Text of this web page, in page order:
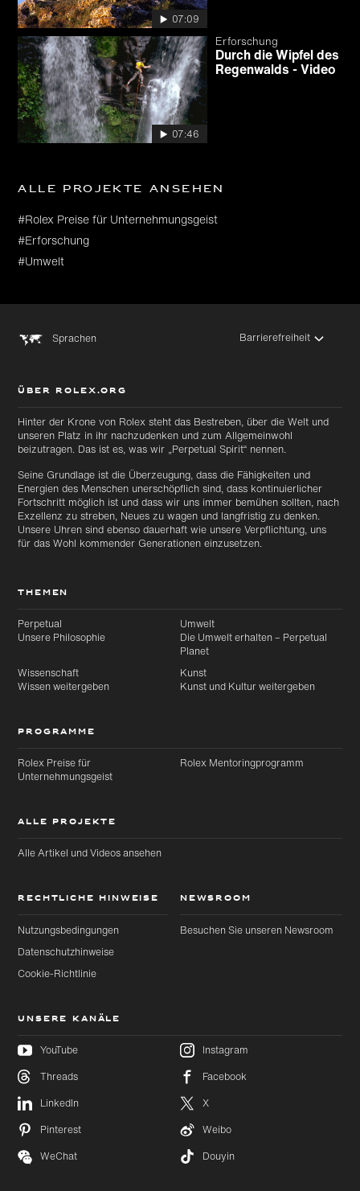
Hauptinhalt
Footer
07:09
07:46
Erforschung
Durch die Wipfel des
Regenwalds - Video
Alle Projekte ansehen
#Rolex Preise für Unternehmungsgeist
#Erforschung
#Umwelt
Sprachen Barrierefreiheit
ÜBER ROLEX.ORG
Hinter der Krone von Rolex steht das Bestreben, über die Welt und
unseren Platz in ihr nachzudenken und zum Allgemeinwohl
beizutragen. Das ist es, was wir „Perpetual Spirit“ nennen.
Seine Grundlage ist die Überzeugung, dass die Fähigkeiten und
Energien des Menschen unerschöpflich sind, dass kontinuierlicher
Fortschritt möglich ist und dass wir uns immer bemühen sollten, nach
Exzellenz zu streben, Neues zu wagen und langfristig zu denken.
Unsere Uhren sind ebenso dauerhaft wie unsere Verpflichtung, uns
für das Wohl kommender Generationen einzusetzen.
THEMEN
Perpetual
Unsere Philosophie
Umwelt
Die Umwelt erhalten – Perpetual
Planet
Wissenschaft
Wissen weitergeben
Kunst
Kunst und Kultur weitergeben
PROGRAMME
Rolex Preise für
Unternehmungsgeist
Rolex Mentoringprogramm
ALLE PROJEKTE
Alle Artikel und Videos ansehen
RECHTLICHE HINWEISE
Nutzungsbedingungen
Datenschutzhinweise
Cookie-Richtlinie
NEWSROOM
Besuchen Sie unseren Newsroom
UNSERE KANÄLE
YouTube
Instagram
Threads
Facebook
LinkedIn
X
Pinterest
Weibo
WeChat
Douyin